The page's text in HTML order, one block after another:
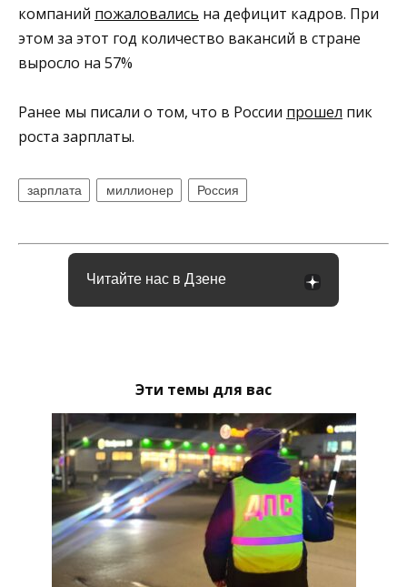
компаний пожаловались на дефицит кадров. При
этом за этот год количество вакансий в стране
выросло на 57%
Ранее мы писали о том, что в России прошел пик
роста зарплаты.
зарплата миллионер Россия
Читайте нас в Дзене
Эти темы для вас